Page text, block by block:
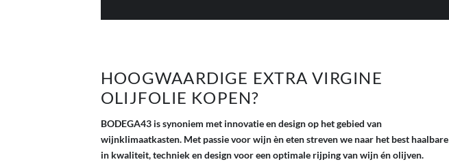
HOOGWAARDIGE EXTRA VIRGINE
OLIJFOLIE KOPEN?
BODEGA43 is synoniem met innovatie en design op het gebied van
wijnklimaatkasten. Met passie voor wijn èn eten streven we naar het best haalbare
in kwaliteit, techniek en design voor een optimale rijping van wijn én olijven.